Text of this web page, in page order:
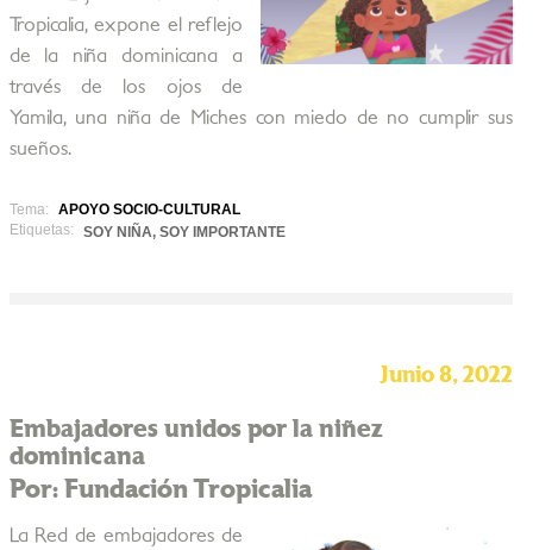
Tropicalia, expone el reflejo
de la niña dominicana a
través de los ojos de
Yamila, una niña de Miches con miedo de no cumplir sus
sueños.
Tema:
APOYO SOCIO-CULTURAL
Etiquetas:
SOY NIÑA, SOY IMPORTANTE
Junio 8, 2022
Embajadores unidos por la niñez
dominicana
Por: Fundación Tropicalia
La Red de embajadores de